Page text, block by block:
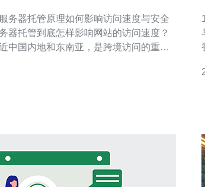
务器托管原理如何影响访问速度与安全
器托管到底怎样影响网站的访问速度？
中国内地和东南亚，是跨境访问的重要
质量。良好的香港机房通常直接接入多